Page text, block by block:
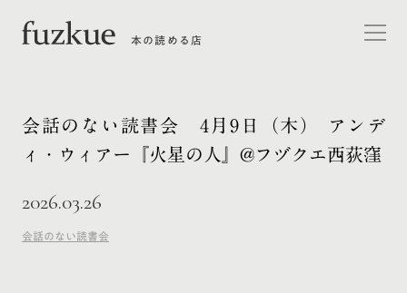
本の読める店
会話のない読書会 4月9日（木） アンデ
ィ・ウィアー『火星の人』@フヅクエ西荻窪
2026.03.26
会話のない読書会